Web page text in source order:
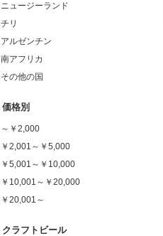
ニュージーランド
チリ
アルゼンチン
南アフリカ
その他の国
価格別
～￥2,000
￥2,001～￥5,000
￥5,001～￥10,000
￥10,001～￥20,000
￥20,001～
クラフトビール